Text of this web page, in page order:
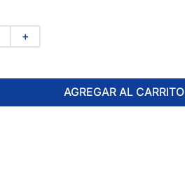
＋
AGREGAR AL CARRITO